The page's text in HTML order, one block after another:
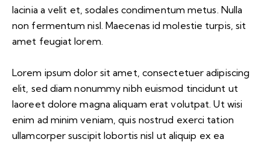
lacinia a velit et, sodales condimentum metus. Nulla
non fermentum nisl. Maecenas id molestie turpis, sit
amet feugiat lorem.
Lorem ipsum dolor sit amet, consectetuer adipiscing
elit, sed diam nonummy nibh euismod tincidunt ut
laoreet dolore magna aliquam erat volutpat. Ut wisi
enim ad minim veniam, quis nostrud exerci tation
ullamcorper suscipit lobortis nisl ut aliquip ex ea